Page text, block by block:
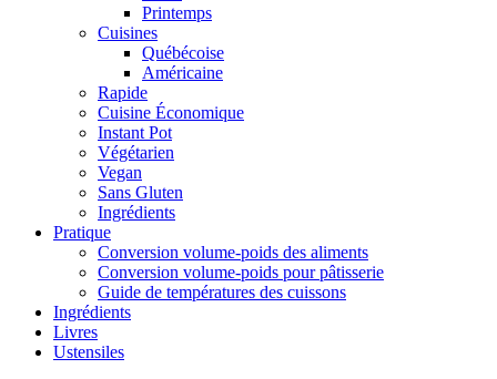
Printemps
Cuisines
Québécoise
Américaine
Rapide
Cuisine Économique
Instant Pot
Végétarien
Vegan
Sans Gluten
Ingrédients
Pratique
Conversion volume-poids des aliments
Conversion volume-poids pour pâtisserie
Guide de températures des cuissons
Ingrédients
Livres
Ustensiles